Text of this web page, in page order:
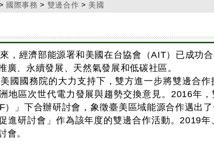
國際事務 > 雙邊合作 > 美國
，經濟部能源署和美國在台協會（AIT）已成功
廣、永續發展、天然氣發展和低碳社區。
國國務院的大力支持下，雙方進一步將雙邊合
地區次世代電力發展與趨勢交換意見。2016年
）」下合辦研討會，象徵臺美區域能源合作邁出
進研討會」作為該年度的雙邊合作活動。2019
會。